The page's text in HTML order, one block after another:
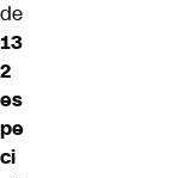
de
13
2
es
pe
ci